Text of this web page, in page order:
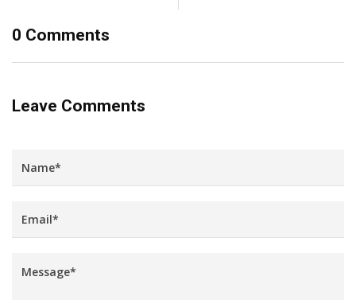
0 Comments
Leave Comments